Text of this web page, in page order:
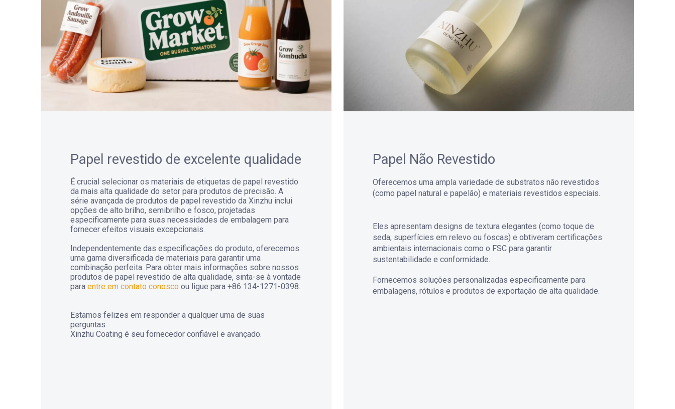
Papel revestido de excelente qualidade
É crucial selecionar os materiais de etiquetas de papel revestido
da mais alta qualidade do setor para produtos de precisão. A
série avançada de produtos de papel revestido da Xinzhu inclui
opções de alto brilho, semibrilho e fosco, projetadas
especificamente para suas necessidades de embalagem para
fornecer efeitos visuais excepcionais.
Independentemente das especificações do produto, oferecemos
uma gama diversificada de materiais para garantir uma
combinação perfeita. Para obter mais informações sobre nossos
produtos de papel revestido de alta qualidade, sinta-se à vontade
para entre em contato conosco ou ligue para +86 134-1271-0398.
Estamos felizes em responder a qualquer uma de suas
perguntas.
Xinzhu Coating é seu fornecedor confiável e avançado.
Papel Não Revestido
Oferecemos uma ampla variedade de substratos não revestidos
(como papel natural e papelão) e materiais revestidos especiais.
Eles apresentam designs de textura elegantes (como toque de
seda, superfícies em relevo ou foscas) e obtiveram certificações
ambientais internacionais como o FSC para garantir
sustentabilidade e conformidade.
Fornecemos soluções personalizadas especificamente para
embalagens, rótulos e produtos de exportação de alta qualidade.